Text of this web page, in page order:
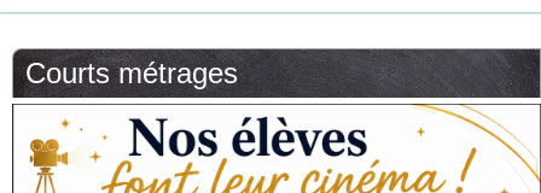
Courts métrages